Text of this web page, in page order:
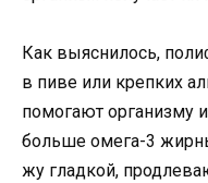
Как выяснилось,
в пиве или крепких
помогают организму
больше омега-3
жу гладкой,